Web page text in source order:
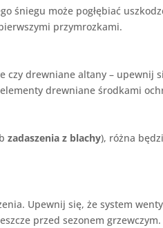
śniegu może pogłębiać
przymrozkami.
czy drewniane altany – upewnij
drewniane środkami
zadaszenia z blachy), różna
Upewnij się, że system
przed sezonem grzewczym.